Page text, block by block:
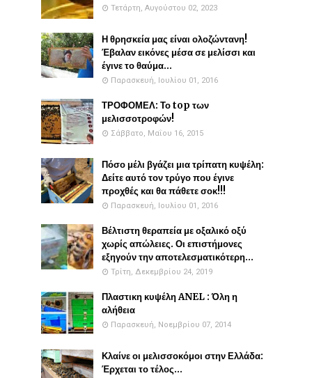
Τετάρτη, Αυγούστου 02, 2023
Η θρησκεία μας είναι ολοζώντανη!
Έβαλαν εικόνες μέσα σε μελίσσι και
έγινε το θαύμα...
Παρασκευή, Ιουλίου 01, 2016
ΤΡΟΦΟΜΕΛ: Το top των
μελισσοτροφών!
Σάββατο, Μαΐου 16, 2015
Πόσο μέλι βγάζει μια τρίπατη κυψέλη:
Δείτε αυτό τον τρύγο που έγινε
προχθές και θα πάθετε σοκ!!!
Παρασκευή, Ιουλίου 01, 2016
Βέλτιστη θεραπεία με οξαλικό οξύ
χωρίς απώλειες. Οι επιστήμονες
εξηγούν την αποτελεσματικότερη...
Τρίτη, Δεκεμβρίου 24, 2019
Πλαστικη κυψέλη ANEL : Όλη η
αλήθεια
Παρασκευή, Νοεμβρίου 07, 2014
Κλαίνε οι μελισσοκόμοι στην Ελλάδα:
Έρχεται το τέλος...